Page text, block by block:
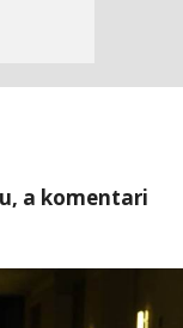
a komentari